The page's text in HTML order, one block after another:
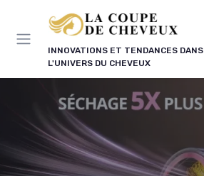
INNOVATIONS ET TENDANCES DANS
L'UNIVERS DU CHEVEUX